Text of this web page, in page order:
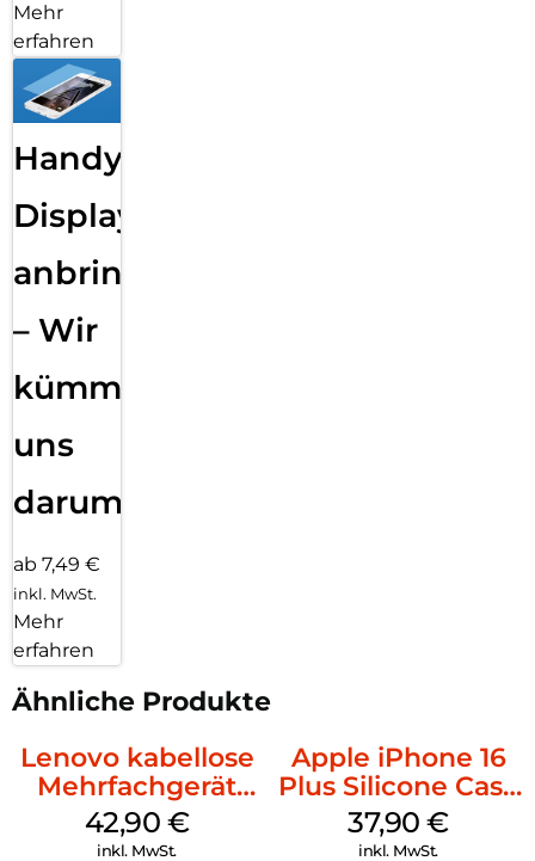
Mehr
erfahren
Handy
Displayfolie
anbringen
– Wir
kümmern
uns
darum!
ab 7,49 €
inkl. MwSt.
Mehr
erfahren
Ähnliche Produkte
Lenovo kabellose
Mehrfachgerät
Luna Grey
42,90 €
inkl. MwSt.
Apple iPhone 16
Plus Silicone Case
MagSafe Lake
Green
37,90€
inkl. MwSt.